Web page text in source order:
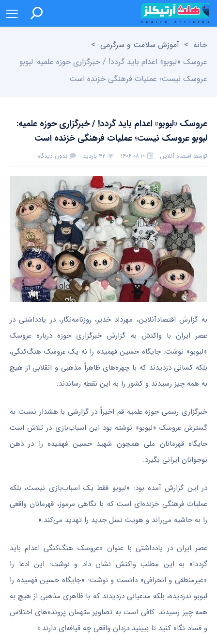
خانه > آموزش سلامت و سرگرمی >
عروسک «لبوبو» اعدام باید گردد! / خبرگزاری حوزه علمیه: لبوبو
عروسک نیست؛ عملیات فرهنگی خزنده است
عروسک «لبوبو» اعدام باید گردد! / خبرگزاری حوزه علمیه:
لبوبو عروسک نیست؛ عملیات فرهنگی خزنده است
توسط اقتصاد آنلاین ۱۴۰۴-۰۸-۱۰ ۴۲ بازدید بدون دیدگاه
به گزارش اقتصادآنلاین، مهرداد خدیر، روزنامه‌نگار، در یادداشتی در
عصر ایران با واکنش به گزارش خبرگزاری حوزه درباره عروسک
«لبوبو» نوشت: جایگاه حسین فهمیده را نه یک عروسک هنگ‌کنگی،
بلکه کسانی دزدیدند که با چهره‌های ظاهراً مذهبی و انقلابی از هیچ
به همه چیز رسیدند و کشور را به این نقطه رساندند.
خبرگزاری رسمی حوزه علمیه قم اخیراً در گزارشی با هشدار نسبت به
گسترش عروسک «لبوبو» نوشته بود این اسباب‌بازی در تلاش است
جایگاه قهرمانان ملی همچون شهید حسین فهمیده را در ذهن
نوجوانان ایرانی بگیرد.
در این گزارش آمده بود: «لبوبو فقط یک اسباب‌بازی نیست، بلکه
عملیات فرهنگی خزنده‌ای است که با نگاهی مرموز، قهرمانان واقعی
را به حاشیه می‌راند و هویت نسل جدید را تهدید می‌کند.»
عصر ایران در یادداشتی با عنوان «عروسک هنگ‌کنگی اعدام باید
گردد!» به این مطلب واکنش نشان داد و نوشت: این ادعا را
«غیرمنطقی و انحرافی» دانست و نوشت: «جایگاه حسین فهمیده را
لبوبو ندزدیده، بلکه مدعیانی دزدیدند که با ظاهری مذهبی از هیچ به
همه چیز رسیدند. کافی است به تصاویر متهمان پرونده‌های اختلاس
و فساد نگاه کنید تا ببینید دزدان واقعی چه قیافه‌ای دارند.»